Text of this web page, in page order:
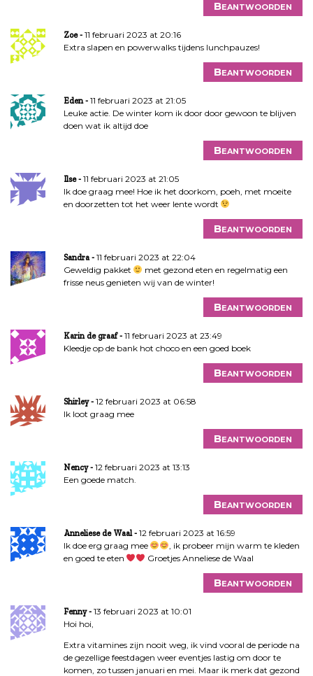
Beantwoorden
Zoe
11 februari 2023 at 20:16
Extra slapen en powerwalks tijdens lunchpauzes!
Beantwoorden
Eden
11 februari 2023 at 21:05
Leuke actie. De winter kom ik door door gewoon te blijven
doen wat ik altijd doe
Beantwoorden
Ilse
11 februari 2023 at 21:05
Ik doe graag mee! Hoe ik het doorkom, poeh, met moeite
en doorzetten tot het weer lente wordt
Beantwoorden
Sandra
11 februari 2023 at 22:04
Geweldig pakket
met gezond eten en regelmatig een
frisse neus genieten wij van de winter!
Beantwoorden
Karin de graaf
11 februari 2023 at 23:49
Kleedje op de bank hot choco en een goed boek
Beantwoorden
Shirley
12 februari 2023 at 06:58
Ik loot graag mee
Beantwoorden
Nency
12 februari 2023 at 13:13
Een goede match.
Beantwoorden
Anneliese de Waal
12 februari 2023 at 16:59
Ik doe erg graag mee
, ik probeer mijn warm te kleden
en goed te eten
Groetjes Anneliese de Waal
Beantwoorden
Fenny
13 februari 2023 at 10:01
Hoi hoi,
Extra vitamines zijn nooit weg, ik vind vooral de periode na
de gezellige feestdagen weer eventjes lastig om door te
komen, zo tussen januari en mei. Maar ik merk dat gezond